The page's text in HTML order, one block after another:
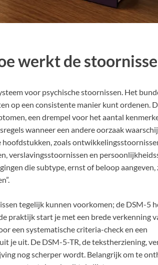
werkt de
voor psychische stoornissen. Het
op een consistente manier kunt ordenen.
een drempel voor het aantal
wanneer een andere oorzaak
zoals
verslavingsstoornissen en
die subtype, ernst of beloop aangeven,
tegelijk kunnen voorkomen; de DSM-5
praktijk start je met een brede verkenning
een systematische criteria-check en een
je uit. De DSM-5-TR, de tekstherziening,
nog scherper wordt. Belangrijk om te